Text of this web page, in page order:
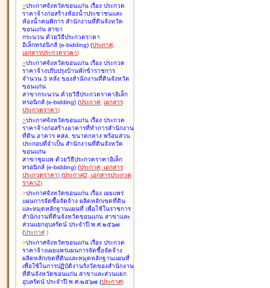
>ประกาศจังหวัดขอนแก่น เรื่อง ประกวด
ราคาจ้างก่อสร้างห้องน้ำประชาชนและ
ห้องน้ำคนพิการ สำนักงานที่ดินจังหวัด
ขอนแก่น สาขา
กระนวน ด้วยวิธีประกวดราคา
อิเล็กทรอนิกส์ (e-bidding) (ประกาศ,
เอกสารประกวดราคา)
>ประกาศจังหวัดขอนแก่น เรื่อง ประกวด
ราคาจ้างปรับปรุงบ้านพักข้าราชการ
จำนวน 3 หลัง ของสำนักงานที่ดินจังหวัด
ขอนแก่น
สาขากระนวน ด้วยวิธีประกวดราคาอิเล็ก
ทรอนิกส์ (e-bidding) (ประกาศ, เอกสาร
ประกวดราคา)
>ประกาศจังหวัดขอนแก่น เรื่อง ประกวด
ราคาจ้างก่อสร้างอาคารที่ทำการสำนักงาน
ที่ดิน อาคาร คสล. ขนาดกลาง พร้อมส่วน
ประกอบที่จำเป็น สำนักงานที่ดินจังหวัด
ขอนแก่น
สาขาชุมแพ ด้วยวิธีประกวดราคาอิเล็ก
ทรอนิกส์ (e-bidding) (ประกาศ, เอกสาร
ประกวดราคา) (ประกาศ2, เอกสารประกวด
ราคา2)
>ประกาศจังหวัดขอนแก่น เรื่อง เผยแพร่
แผนการจัดซื้อจัดจ้าง ผลิตหลักเขตที่ดิน
และหมุดหลักฐานแผนที่ เพื่อใช้ในราชการ
สำนักงานที่ดินจังหวัดขอนแก่น สาขาและ
ส่วนแยกอุบลรัตน์ ประจำปี พ.ศ.๒๕๖๗
(ประกาศ )
>ประกาศจังหวัดขอนแก่น เรื่อง ประกวด
ราคาจ้างเผยแพร่แผนการจัดซื้อจัดจ้าง
ผลิตหลักเขตที่ดินและหมุดหลักฐานแผนที่
เพื่อใช้ในการปฏิบัติงานรังวัดของสำนักงาน
ที่ดินจังหวัดขอนแก่น สาขาและส่วนแยก
อุบลรัตน์ ประจำปี พ.ศ.๒๕๖๗ (ประกาศ)